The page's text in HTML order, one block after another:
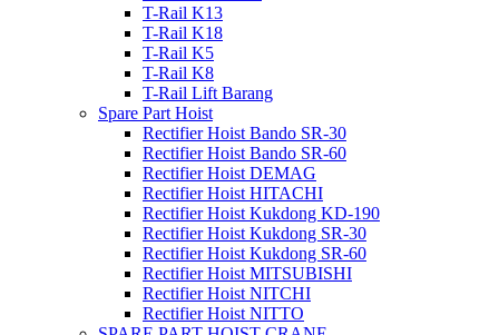
T-Rail K13
T-Rail K18
T-Rail K5
T-Rail K8
T-Rail Lift Barang
Spare Part Hoist
Rectifier Hoist Bando SR-30
Rectifier Hoist Bando SR-60
Rectifier Hoist DEMAG
Rectifier Hoist HITACHI
Rectifier Hoist Kukdong KD-190
Rectifier Hoist Kukdong SR-30
Rectifier Hoist Kukdong SR-60
Rectifier Hoist MITSUBISHI
Rectifier Hoist NITCHI
Rectifier Hoist NITTO